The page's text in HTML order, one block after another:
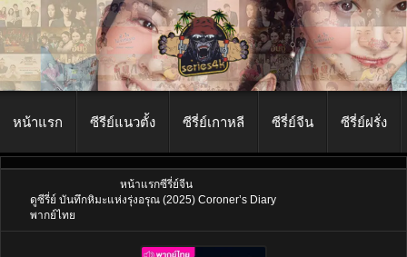
หน้าแรก ซีรีย์แนวตั้ง ซีรี่ย์เกาหลี ซีรี่ย์จีน ซีรี่ย์ฝรั่ง
หน้าแรกซีรี่ย์จีน
ดูซีรี่ย์ บันทึกหิมะแห่งรุ่งอรุณ (2025) Coroner’s Diary
พากย์ไทย